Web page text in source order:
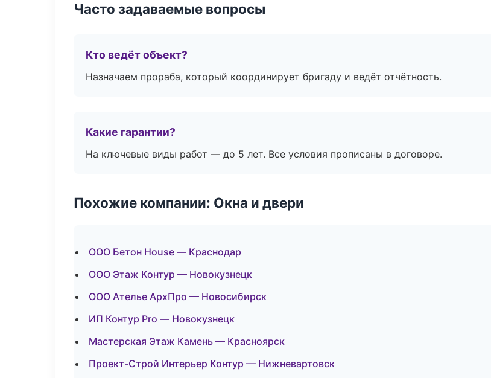
Часто задаваемые вопросы
Кто ведёт объект?
Назначаем прораба, который координирует бригаду и ведёт отчётность.
Какие гарантии?
На ключевые виды работ — до 5 лет. Все условия прописаны в договоре.
Похожие компании: Окна и двери
ООО Бетон House — Краснодар
ООО Этаж Контур — Новокузнецк
ООО Ателье АрхПро — Новосибирск
ИП Контур Pro — Новокузнецк
Мастерская Этаж Камень — Красноярск
Проект-Строй Интерьер Контур — Нижневартовск